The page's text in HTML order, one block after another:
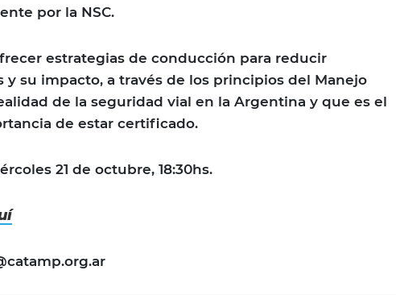
por la NSC.
estrategias de conducción para reducir
y su impacto, a través de los principios del Manejo
de la seguridad vial en la Argentina y que es el
de estar certificado.
21 de octubre, 18:30hs.